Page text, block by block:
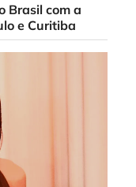
Brasil com a
e Curitiba